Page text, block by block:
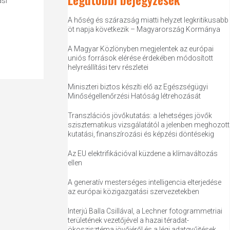
A hőség és szárazság miatti helyzet legkritikusabb
öt napja következik – Magyarország Kormánya
A Magyar Közlönyben megjelentek az európai
uniós források elérése érdekében módosított
helyreállítási terv részletei
Miniszteri biztos készíti elő az Egészségügyi
Minőségellenőrzési Hatóság létrehozását
Transzlációs jövőkutatás: a lehetséges jövők
szisztematikus vizsgálatától a jelenben meghozott
kutatási, finanszírozási és képzési döntésekig
Az EU elektrifikációval küzdene a klímaváltozás
ellen
A generatív mesterséges intelligencia elterjedése
az európai közigazgatási szervezetekben
Interjú Balla Csillával, a Lechner fotogrammetriai
területének vezetőjével a hazai téradat-